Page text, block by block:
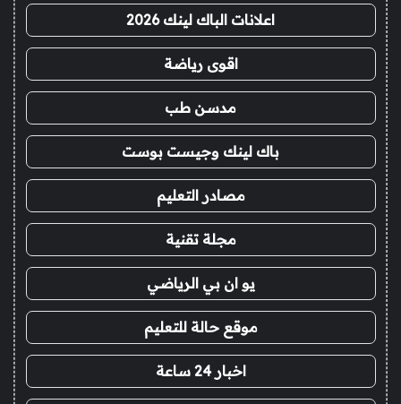
اعلانات الباك لينك 2026
اقوى رياضة
مدسن طب
باك لينك وجيست بوست
مصادر التعليم
مجلة تقنية
يو ان بي الرياضي
موقع حالة للتعليم
اخبار 24 ساعة